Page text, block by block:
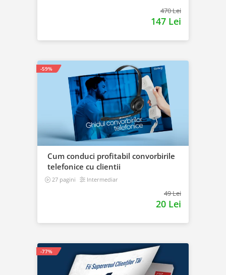
470 Lei
147 Lei
Cum conduci profitabil convorbirile
telefonice cu clientii
27 pagini Intermediar
49 Lei
20 Lei
-59%
-77%